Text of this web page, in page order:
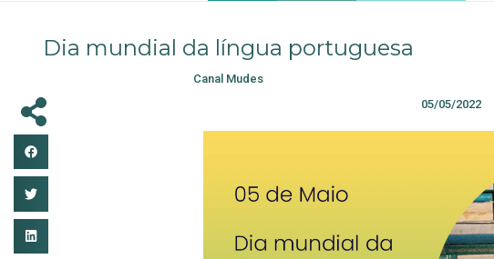
Dia mundial da língua portuguesa
Canal Mudes
05/05/2022